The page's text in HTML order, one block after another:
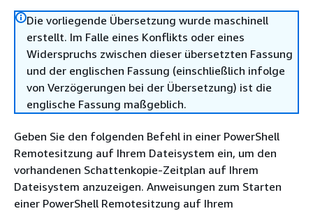
Die vorliegende Übersetzung wurde maschinell
erstellt. Im Falle eines Konflikts oder eines
Widerspruchs zwischen dieser übersetzten Fassung
und der englischen Fassung (einschließlich infolge
von Verzögerungen bei der Übersetzung) ist die
englische Fassung maßgeblich.
Geben Sie den folgenden Befehl in einer PowerShell
Remotesitzung auf Ihrem Dateisystem ein, um den
vorhandenen Schattenkopie-Zeitplan auf Ihrem
Dateisystem anzuzeigen. Anweisungen zum Starten
einer PowerShell Remotesitzung auf Ihrem